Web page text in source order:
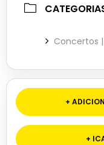
Concertos
+
+